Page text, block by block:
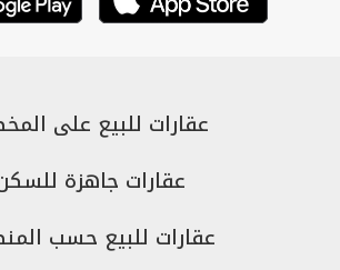
عقارات للبيع على
عقارات جاهزة
عقارات للبيع حسب